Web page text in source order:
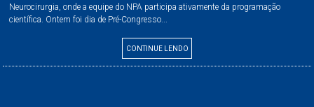
Neurocirurgia, onde a equipe do NPA participa ativamente da programação
científica. Ontem foi dia de Pré-Congresso...
CONTINUE LENDO